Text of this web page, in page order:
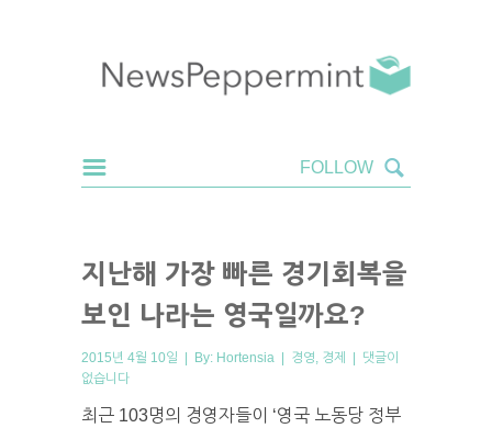
지난해 가장 빠른 경기회복을
보인 나라는 영국일까요?
2015년 4월 10일 | By: Hortensia | 경영 경제 | 댓글이
없습니다
최근 103명의 경영자들이 ‘영국 노동당 정부